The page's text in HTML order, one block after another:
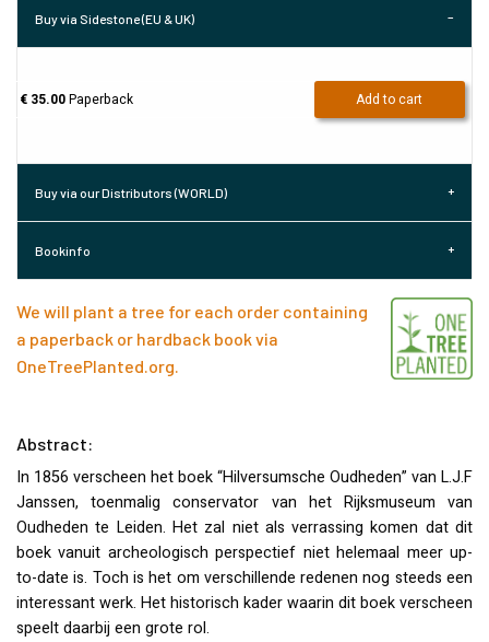
Buy via Sidestone (EU & UK)
€ 35.00Paperback Add to cart
Buy via our Distributors (WORLD)
Bookinfo
We will plant a tree for each order containing
a paperback or hardback book via
OneTreePlanted.org.
Abstract:
In 1856 verscheen het boek “Hilversumsche Oudheden” van L.J.F
Janssen, toenmalig conservator van het Rijksmuseum van
Oudheden te Leiden. Het zal niet als verrassing komen dat dit
boek vanuit archeologisch perspectief niet helemaal meer up-
to-date is. Toch is het om verschillende redenen nog steeds een
interessant werk. Het historisch kader waarin dit boek verscheen
speelt daarbij een grote rol.